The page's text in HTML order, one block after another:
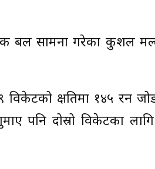
बल सामना गरेका कुशल
क्षतिमा १४५ रन
पनि दोस्रो विकेटका